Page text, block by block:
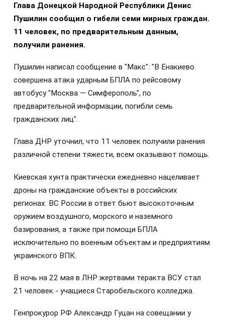
Глава Донецкой Народной Республики Денис
Пушилин сообщил о гибели семи мирных граждан.
11 человек, по предварительным данным,
получили ранения.
Пушилин написал сообщение в "Макс": "В Енакиево
совершена атака ударным БПЛА по рейсовому
автобусу "Москва — Симферополь", по
предварительной информации, погибли семь
гражданских лиц".
Глава ДНР уточнил, что 11 человек получили ранения
различной степени тяжести, всем оказывают помощь.
Киевская хунта практически ежедневно нацеливает
дроны на гражданские объекты в российских
регионах. ВС России в ответ бьют высокоточным
оружием воздушного, морского и наземного
базирования, а также при помощи БПЛА
исключительно по военным объектам и предприятиям
украинского ВПК.
В ночь на 22 мая в ЛНР жертвами теракта ВСУ стал
21 человек - учащиеся Старобельского колледжа.
Генпрокурор РФ Александр Гуцан на совещании у